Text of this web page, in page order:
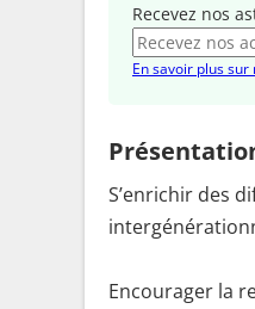
Recevez nos
En savoir plus
S’enrichir des
Encourager la